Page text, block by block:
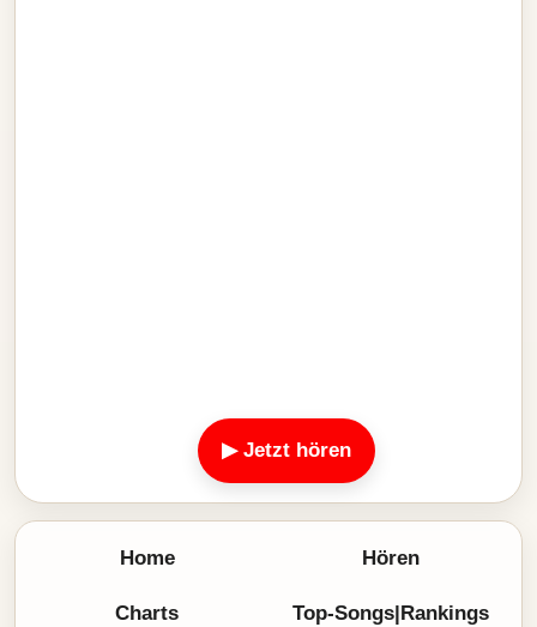
▶ Jetzt hören
Home Hören
Charts Top-Songs|Rankings